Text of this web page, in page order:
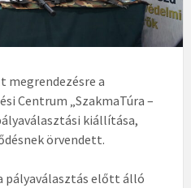
megrendezésre a
Centrum „SzakmaTúra –
kiállítása,
örvendett.
pályaválasztás előtt álló